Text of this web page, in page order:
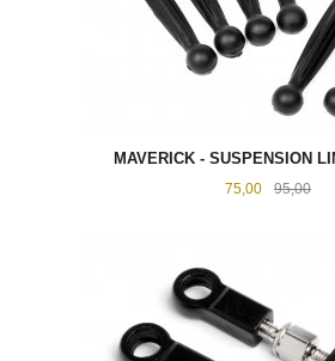
MAVERICK - SUSPENSION
Tilbud
75,00 95,00